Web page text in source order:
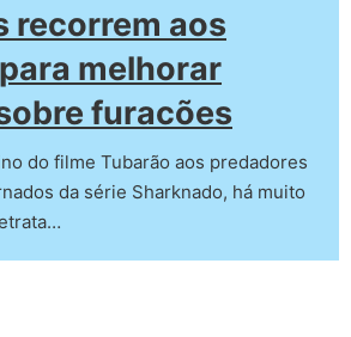
recorrem aos
melhorar
furacões
do filme Tubarão aos predadores
da série Sharknado, há muito